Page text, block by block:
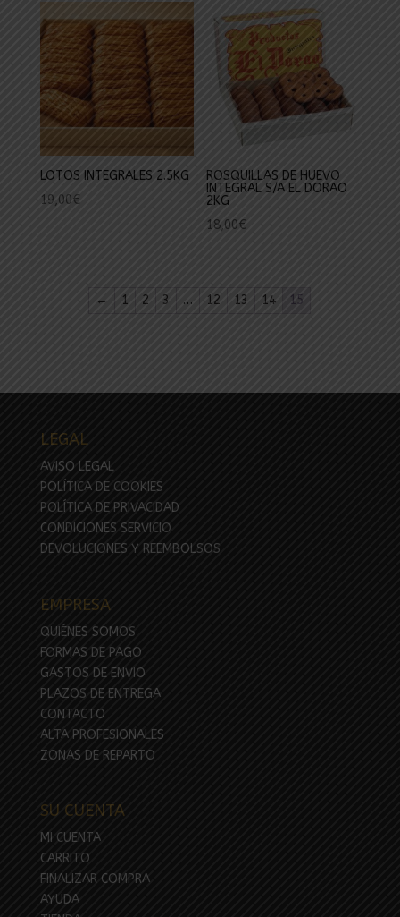
LOTOS INTEGRALES 2.5KG
19,00€
ROSQUILLAS DE HUEVO
INTEGRAL S/A EL DORAO
2KG
18,00€
← 1 2 3 … 12 13 14 15
LEGAL
AVISO LEGAL
POLÍTICA DE COOKIES
POLÍTICA DE PRIVACIDAD
CONDICIONES SERVICIO
DEVOLUCIONES Y REEMBOLSOS
EMPRESA
QUIÉNES SOMOS
FORMAS DE PAGO
GASTOS DE ENVIO
PLAZOS DE ENTREGA
CONTACTO
ALTA PROFESIONALES
ZONAS DE REPARTO
SU CUENTA
MI CUENTA
CARRITO
FINALIZAR COMPRA
AYUDA